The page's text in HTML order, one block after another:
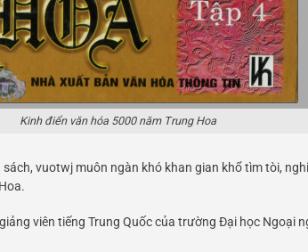
Kinh điển văn hóa 5000 năm Trung Hoa
vuotwj muôn ngàn khó khan gian khổ tìm tòi,
viên tiếng Trung Quốc của trường Đại học Ngoại